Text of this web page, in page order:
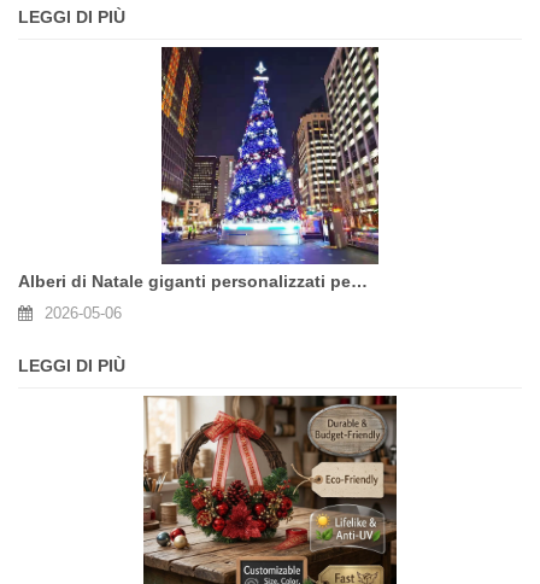
LEGGI DI PIÙ
Alberi di Natale giganti personalizzati per torri commerciali per la tua sede
2026-05-06
LEGGI DI PIÙ